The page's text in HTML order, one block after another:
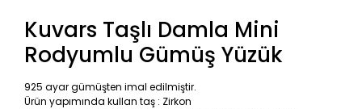
Kuvars Taşlı Damla Mini
Rodyumlu Gümüş Yüzük
925 ayar gümüşten imal edilmiştir.
Ürün yapımında kullan taş : Zirkon